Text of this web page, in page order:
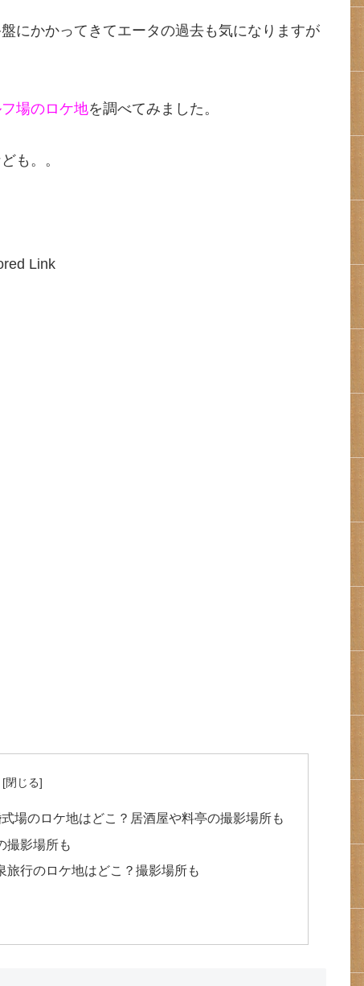
にかかってきてエータの過去も気になりますが
場のロケ地を調べてみました。
も。。
Link
場のロケ地はどこ？居酒屋や料亭の撮影場所も
撮影場所も
旅行のロケ地はどこ？撮影場所も